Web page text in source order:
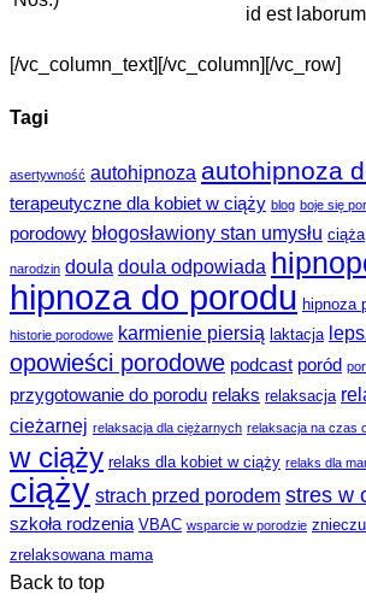
id est
[/vc_column_text][/vc_column][/vc_row]
Tagi
asertywność autohipnoza autohipnoza
terapeutyczne dla kobiet w ciąży blog boje się
porodowy błogosławiony stan umysłu ciąża
narodzin doula doula odpowiada
hipnoza do porodu hipnoza
historie porodowe karmienie piersią laktacja
opowieści porodowe podcast poród
przygotowanie do porodu relaks relaksacja
cieżarnej relaksacja dla ciężarnych relaksacja na czas
w ciąży relaks dla kobiet w ciąży relaks dla
ciąży strach przed porodem stres w
szkoła rodzenia VBAC wsparcie w porodzie
zrelaksowana mama
Back to top